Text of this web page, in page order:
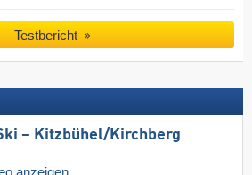
Testbericht
– Kitzbühel/​Kirchberg